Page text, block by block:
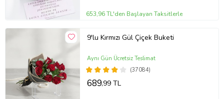
653,96 TL'den Başlayan Taksitlerle
9'lu Kırmızı Gül Çiçek Buketi
(37084)
Aynı Gün Ücretsiz Teslimat
689,99 TL